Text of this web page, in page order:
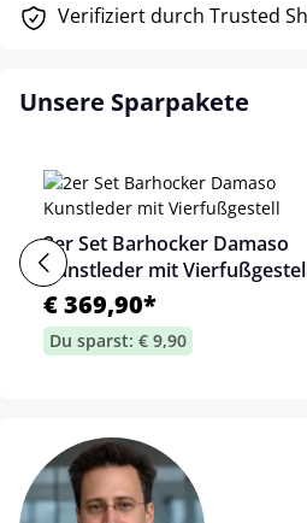
Verifiziert durch Trusted
Unsere Sparpakete
2er Set Barhocker Damaso
Kunstleder mit
€ 369,90*
Du sparst: € 9,90